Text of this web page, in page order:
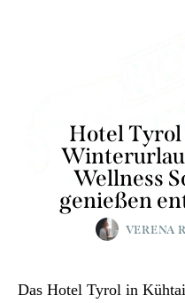
Hotel
Wellness
genießen
VERENA
Das Hotel Tyrol in